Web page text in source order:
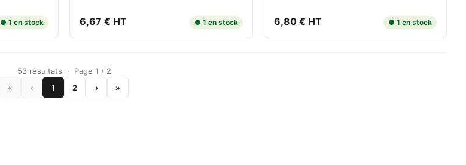
● 1 en stock 6,67 € HT ● 1 en stock 6,80 € HT ● 1 en stock
53 résultats · Page 1 / 2
«
‹ 1 2 › »